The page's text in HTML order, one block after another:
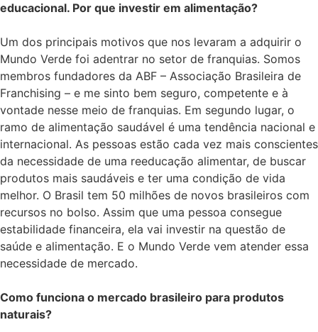
educacional. Por que investir em alimentação?
Um dos principais motivos que nos levaram a adquirir o
Mundo Verde foi adentrar no setor de franquias. Somos
membros fundadores da ABF – Associação Brasileira de
Franchising – e me sinto bem seguro, competente e à
vontade nesse meio de franquias. Em segundo lugar, o
ramo de alimentação saudável é uma tendência nacional e
internacional. As pessoas estão cada vez mais conscientes
da necessidade de uma reeducação alimentar, de buscar
produtos mais saudáveis e ter uma condição de vida
melhor. O Brasil tem 50 milhões de novos brasileiros com
recursos no bolso. Assim que uma pessoa consegue
estabilidade financeira, ela vai investir na questão de
saúde e alimentação. E o Mundo Verde vem atender essa
necessidade de mercado.
Como funciona o mercado brasileiro para produtos
naturais?